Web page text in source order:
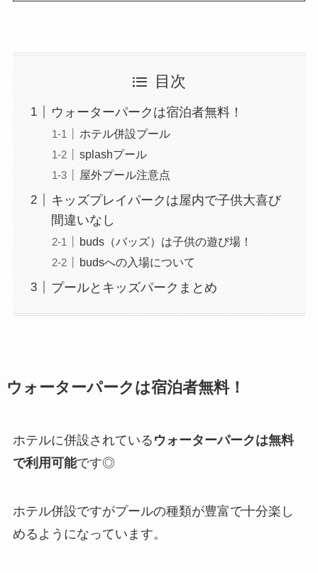
目次
ウォーターパークは宿泊者無料！
ホテル併設プール
splashプール
屋外プール注意点
キッズプレイパークは屋内で子供大喜び
間違いなし
buds（バッズ）は子供の遊び場！
budsへの入場について
プールとキッズパークまとめ
ウォーターパークは宿泊者無料！
ホテルに併設されている ウォーターパークは無料
で利用可能です◎
ホテル併設ですがプールの種類が豊富で十分楽し
めるようになっています。